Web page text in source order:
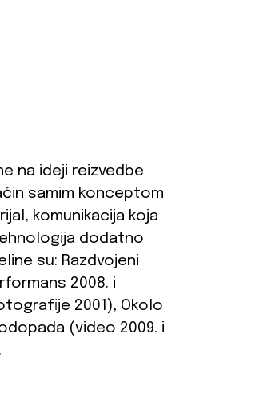
na ideji reizvedbe
samim konceptom
komunikacija koja
dodatno
su: Razdvojeni
2008. i
2001), Okolo
(video 2009. i